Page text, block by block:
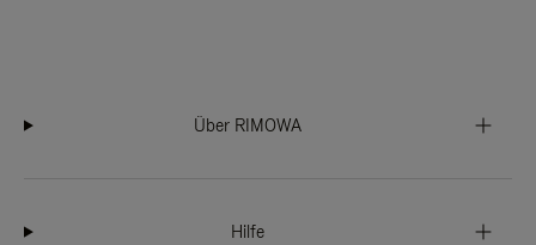
Über RIMOWA
Hilfe